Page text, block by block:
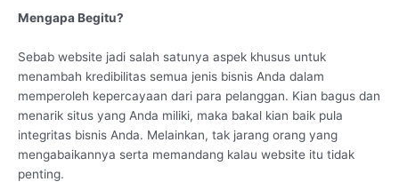
Mengapa Begitu?
Sebab website jadi salah satunya aspek khusus untuk
menambah kredibilitas semua jenis bisnis Anda dalam
memperoleh kepercayaan dari para pelanggan. Kian bagus dan
menarik situs yang Anda miliki, maka bakal kian baik pula
integritas bisnis Anda. Melainkan, tak jarang orang yang
mengabaikannya serta memandang kalau website itu tidak
penting.